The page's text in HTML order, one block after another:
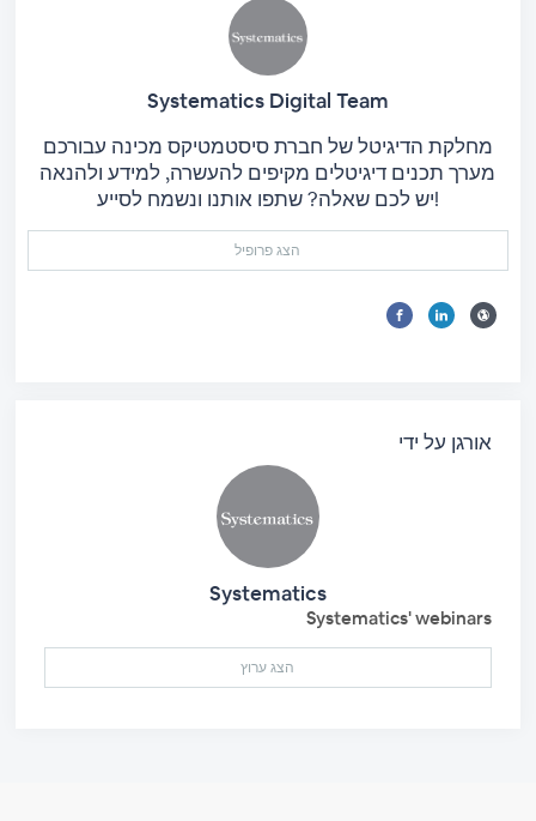
Systematics Digital Team
מחלקת הדיגיטל של חברת סיסטמטיקס מכינה עבורכם
מערך תכנים דיגיטלים מקיפים להעשרה, למידע ולהנאה
יש לכם שאלה? שתפו אותנו ונשמח לסייע!
הצג פרופיל
אורגן על ידי
Systematics
Systematics' webinars
הצג ערוץ